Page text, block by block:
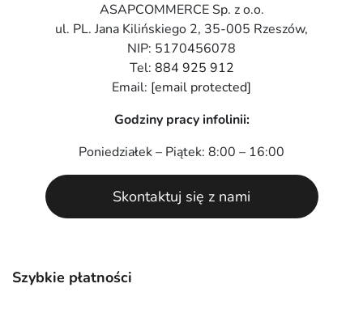
Szybkie płatności
ASAPCOMMERCE Sp. z o.o.
ul. PL. Jana Kilińskiego 2, 35-005 Rzeszów,
NIP: 5170456078
Tel: 884 925 912
Email: [email protected]
Godziny pracy infolinii:
Poniedziałek – Piątek: 8:00 – 16:00
Skontaktuj się z nami